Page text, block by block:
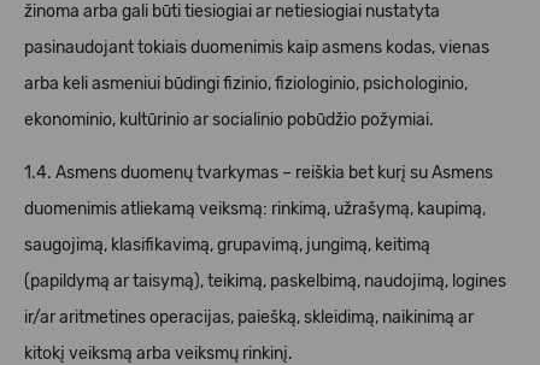
žinoma arba gali būti tiesiogiai ar netiesiogiai nustatyta
pasinaudojant tokiais duomenimis kaip asmens kodas, vienas
arba keli asmeniui būdingi fizinio, fiziologinio, psichologinio,
ekonominio, kultūrinio ar socialinio pobūdžio požymiai.
1.4. Asmens duomenų tvarkymas – reiškia bet kurį su Asmens
duomenimis atliekamą veiksmą: rinkimą, užrašymą, kaupimą,
saugojimą, klasifikavimą, grupavimą, jungimą, keitimą
(papildymą ar taisymą), teikimą, paskelbimą, naudojimą, logines
ir/ar aritmetines operacijas, paiešką, skleidimą, naikinimą ar
kitokį veiksmą arba veiksmų rinkinį.